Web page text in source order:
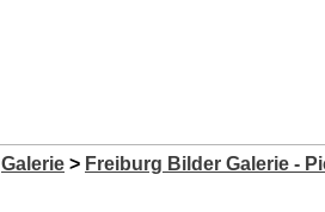
Galerie > Freiburg Bilder Galerie -